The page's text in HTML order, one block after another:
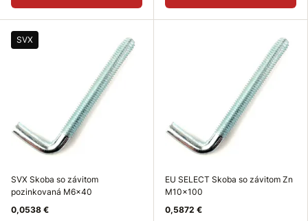
SVX
SVX Skoba so závitom
pozinkovaná M6x40
0,0538 €
EU SELECT Skoba so závitom Zn
M10x100
0,5872 €